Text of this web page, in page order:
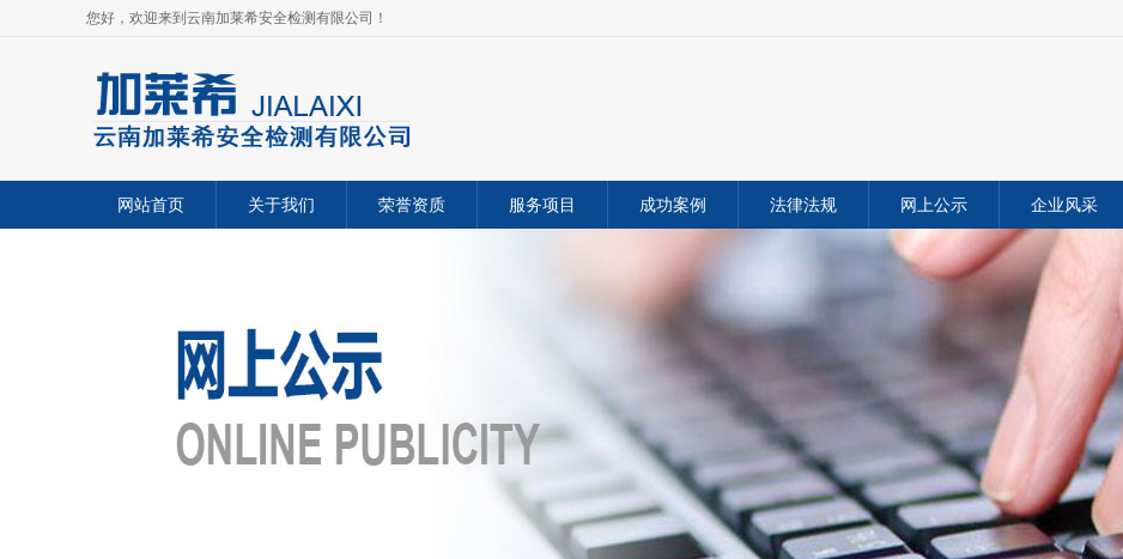
您好，欢迎来到云南加莱希安全检测有限公司！
网站首页 关于我们 荣誉资质 服务项目 成功案例 法律法规 网上公示 企业风采